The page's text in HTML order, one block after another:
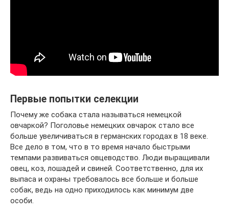
Первые попытки селекции
Почему же собака стала называться немецкой
овчаркой? Поголовье немецких овчарок стало все
больше увеличиваться в германских городах в 18 веке.
Все дело в том, что в то время начало быстрыми
темпами развиваться овцеводство. Люди выращивали
овец, коз, лошадей и свиней. Соответственно, для их
выпаса и охраны требовалось все больше и больше
собак, ведь на одно приходилось как минимум две
особи.